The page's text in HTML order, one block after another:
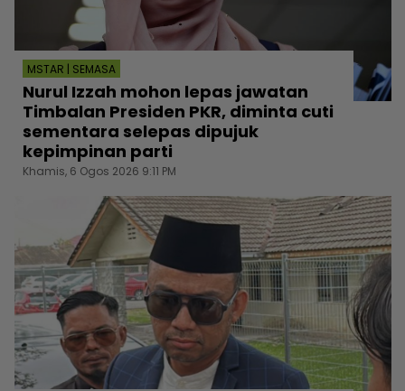
MSTAR | SEMASA
Nurul Izzah mohon lepas jawatan
Timbalan Presiden PKR, diminta cuti
sementara selepas dipujuk
kepimpinan parti
Khamis, 6 Ogos 2026 9:11 PM